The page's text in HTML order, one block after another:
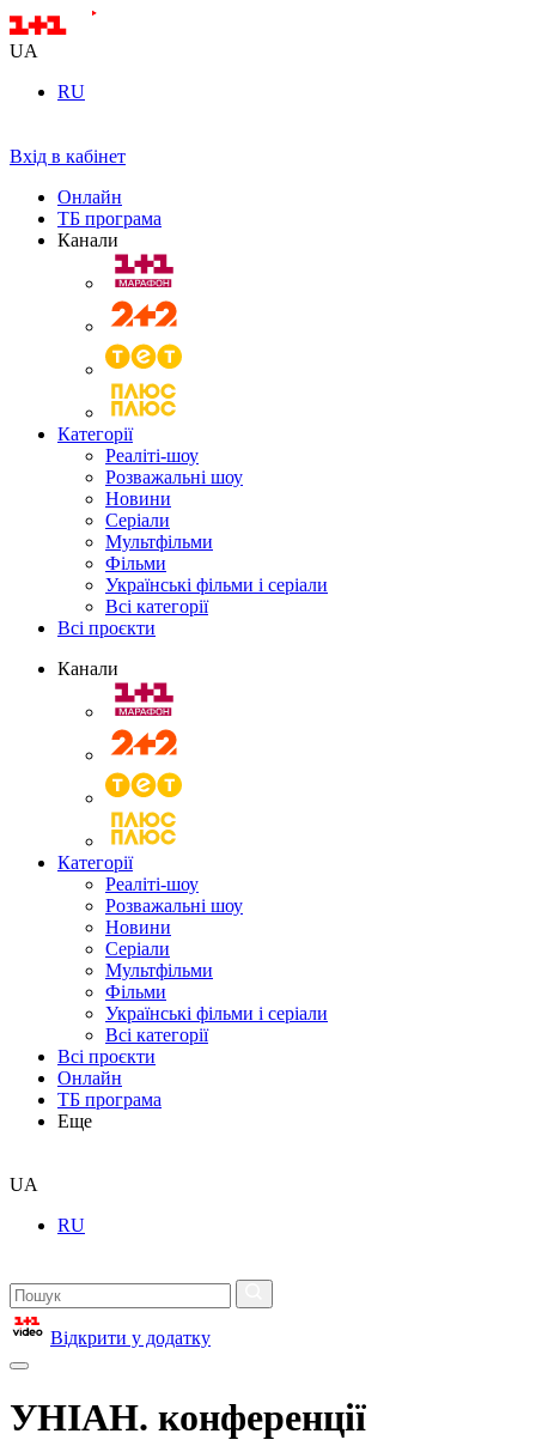
UA
RU
Вхід в кабінет
Онлайн
ТБ програма
Канали
Категорії
Реаліті-шоу
Розважальні шоу
Новини
Серіали
Мультфільми
Фільми
Українські фільми і серіали
Всі категорії
Всі проєкти
Канали
Категорії
Реаліті-шоу
Розважальні шоу
Новини
Серіали
Мультфільми
Фільми
Українські фільми і серіали
Всі категорії
Всі проєкти
Онлайн
ТБ програма
Еще
UA
RU
Відкрити у додатку
УНІАН. конференції